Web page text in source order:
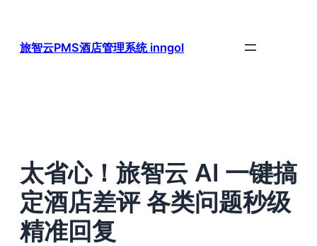
旅智云PMS酒店管理系统 inngol
太省心！旅智云 AI 一键搞
定酒店差评 各类问题秒级
精准回复